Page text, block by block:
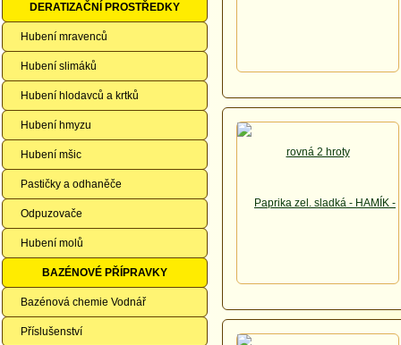
DERATIZAČNÍ PROSTŘEDKY
Hubení mravenců
Hubení slimáků
Hubení hlodavců a krtků
Hubení hmyzu
Hubení mšic
Pastičky a odhaněče
Odpuzovače
Hubení molů
BAZÉNOVÉ PŘÍPRAVKY
Bazénová chemie Vodnář
Příslušenství